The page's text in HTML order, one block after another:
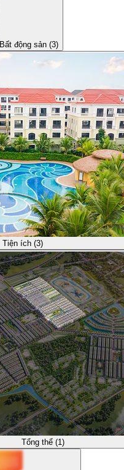
Bất động sản (3)
Tiện ích (3)
Tổng thể (1)